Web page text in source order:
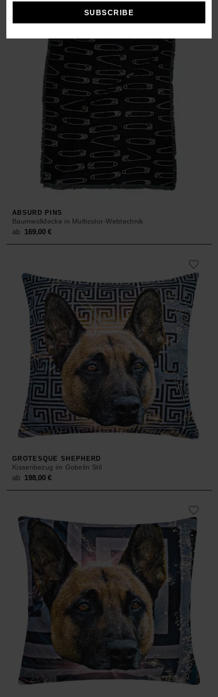
ABSURD PINS
Baumwolldecke in Multicolor-Webtechnik
ab 169,00€
GROTESQUE SHEPHERD
Kissenbezug im Gobelin Stil
ab 198,00€